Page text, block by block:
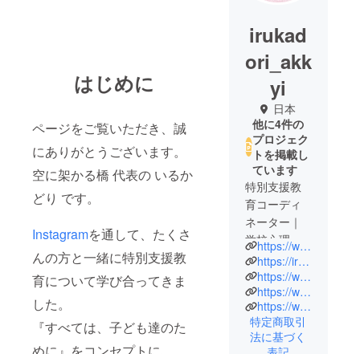
はじめに
ページをご覧いただき、誠
にありがとうございます。
空に架かる橋 代表の いるか
どり です。
Instagramを通して、たくさ
んの方と一緒に特別支援教
育について学び合ってきま
した。
『すべては、子ども達のた
めに』をコンセプトに、
irukad
ori_akk
yi
日本
他に4件の
プロジェク
トを掲載し
ています
特別支援教
育コーディ
ネーター｜
学校心理士
非営利活動
任意団体 空
に架かる橋
代表
空に架かる
橋 I コミュニ
https://www.instagram.com/irukadori_akkyi/
https://irukadori.jp
https://www.meijitosho.co.jp/detail/4-18-322721-8
https://www.socym.co.jp/book/1458
https://www.gakuyo.co.jp/book/b641254.html
特定商取引
法に基づく